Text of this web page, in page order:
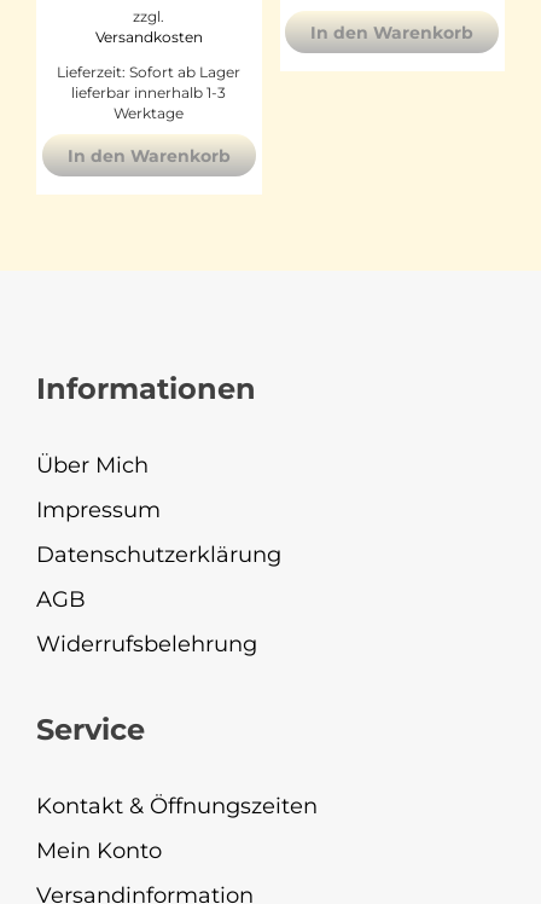
zzgl.
Versandkosten
Lieferzeit:Sofort ab Lager
lieferbar innerhalb 1-3
Werktage
In den Warenkorb
In den Warenkorb
Informationen
Über Mich
Impressum
Datenschutzerklärung
AGB
Widerrufsbelehrung
Service
Kontakt & Öffnungszeiten
Mein Konto
Versandinformation